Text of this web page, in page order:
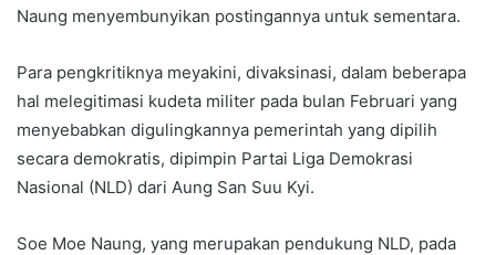
Naung menyembunyikan postingannya untuk sementara.
Para pengkritiknya meyakini, divaksinasi, dalam beberapa
hal melegitimasi kudeta militer pada bulan Februari yang
menyebabkan digulingkannya pemerintah yang dipilih
secara demokratis, dipimpin Partai Liga Demokrasi
Nasional (NLD) dari Aung San Suu Kyi.
Soe Moe Naung, yang merupakan pendukung NLD, pada